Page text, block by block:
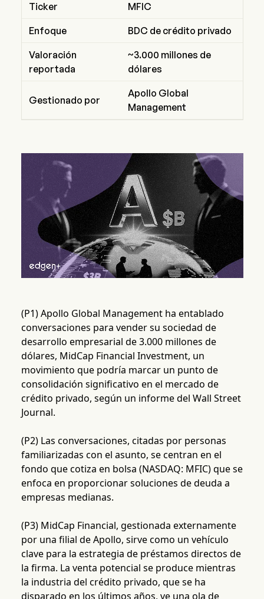
Ticker MFIC
Enfoque BDC de crédito privado
Valoración
reportada
~3.000 millones de
dólares
Gestionado por
Apollo Global
Management
(P1) Apollo Global Management ha entablado
conversaciones para vender su sociedad de
desarrollo empresarial de 3.000 millones de
dólares, MidCap Financial Investment, un
movimiento que podría marcar un punto de
consolidación significativo en el mercado de
crédito privado, según un informe del Wall Street
Journal.
(P2) Las conversaciones, citadas por personas
familiarizadas con el asunto, se centran en el
fondo que cotiza en bolsa (NASDAQ: MFIC) que se
enfoca en proporcionar soluciones de deuda a
empresas medianas.
(P3) MidCap Financial, gestionada externamente
por una filial de Apollo, sirve como un vehículo
clave para la estrategia de préstamos directos de
la firma. La venta potencial se produce mientras
la industria del crédito privado, que se ha
disparado en los últimos años, ve una ola de